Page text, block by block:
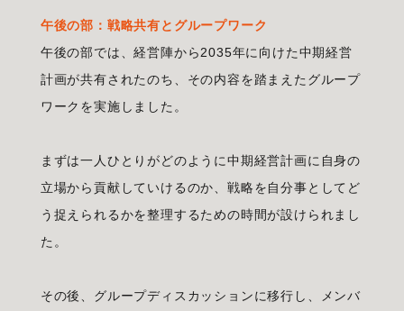
午後の部：戦略共有とグループワーク
午後の部では、経営陣から2035年に向けた中期経営
計画が共有されたのち、その内容を踏まえたグループ
ワークを実施しました。
まずは一人ひとりがどのように中期経営計画に自身の
立場から貢献していけるのか、戦略を自分事としてど
う捉えられるかを整理するための時間が設けられまし
た。
その後、グループディスカッションに移行し、メンバ